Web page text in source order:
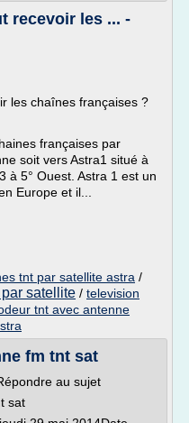
recevoir les ... -
les chaînes françaises ?
françaises par
soit vers Astra1 situé à
à 5° Ouest. Astra 1 est un
Europe et il...
tnt par satellite astra /
satellite / television
tnt avec antenne
fm tnt sat
au sujet
sat